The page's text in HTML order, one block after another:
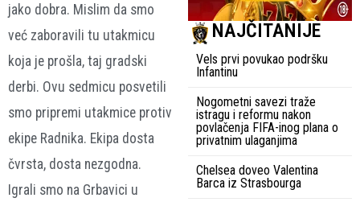
jako dobra. Mislim da smo
već zaboravili tu utakmicu
koja je prošla, taj gradski
derbi. Ovu sedmicu posvetili
smo pripremi utakmice protiv
ekipe Radnika. Ekipa dosta
čvrsta, dosta nezgodna.
Igrali smo na Grbavici u
NAJČITANIJE
Vels prvi povukao podršku
Infantinu
Nogometni savezi traže
istragu i reformu nakon
povlačenja FIFA-inog plana o
privatnim ulaganjima
Chelsea doveo Valentina
Barca iz Strasbourga